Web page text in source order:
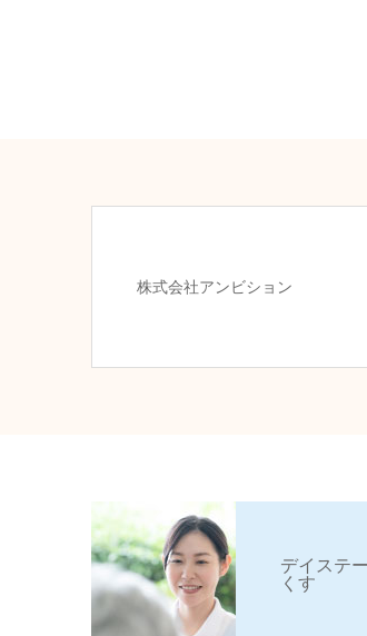
株式会社アンビション
デイステ
くす